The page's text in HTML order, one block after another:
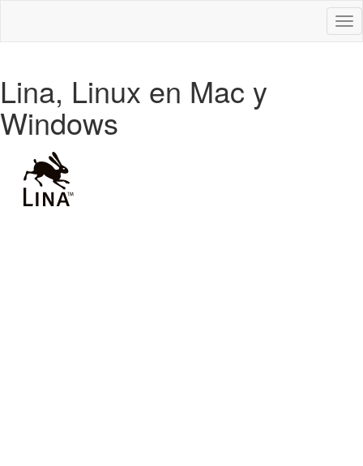
Lina, Linux en Mac y
Windows